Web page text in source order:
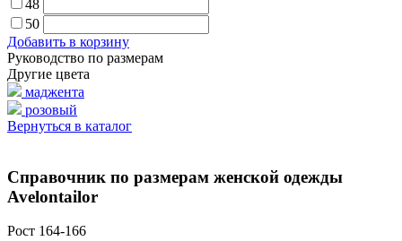
48
50
Добавить в корзину
Руководство по размерам
Другие цвета
маджента
розовый
Вернуться в каталог
Справочник по размерам женской одежды
Avelontailor
Рост 164-166